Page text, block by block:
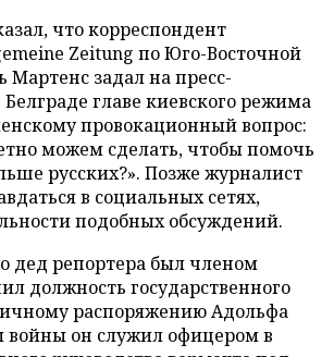
что корреспондент
Zeitung по Юго-Восточной
Мартенс задал на пресс-
главе киевского режима
провокационный вопрос:
можем сделать, чтобы помочь
русских?». Позже журналист
в социальных сетях,
подобных обсуждений.
дед репортера был членом
должность государственного
распоряжению Адольфа
войны он служил офицером в